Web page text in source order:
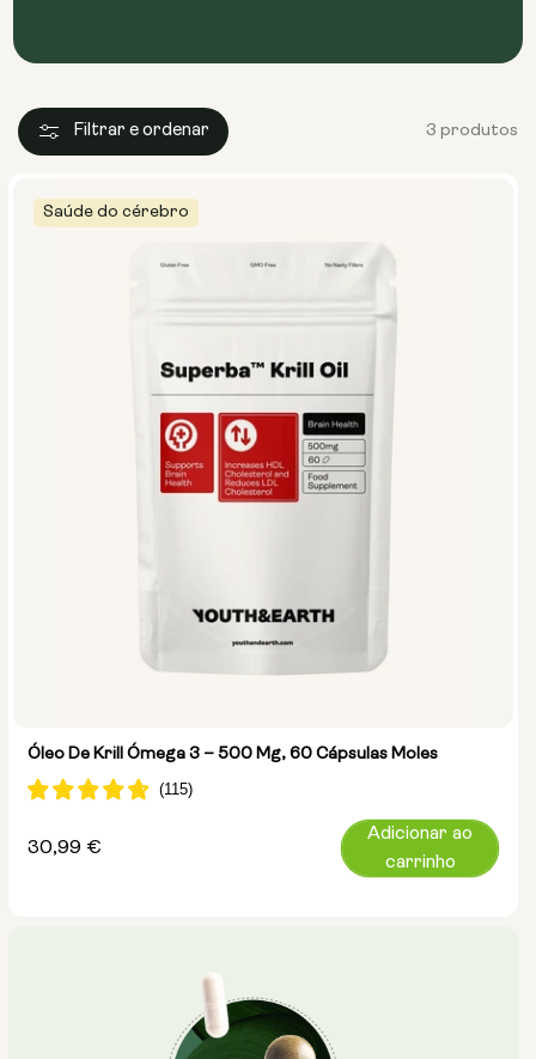
Filtrar e ordenar 3 produtos
Saúde do cérebro
Óleo De Krill Ómega 3 – 500 Mg, 60 Cápsulas Moles
Preço
30,99 €
Adicionar ao
carrinho